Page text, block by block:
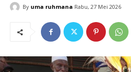
By uma ruhmana Rabu, 27 Mei 2026